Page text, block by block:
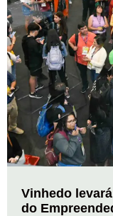
Vinhedo
do